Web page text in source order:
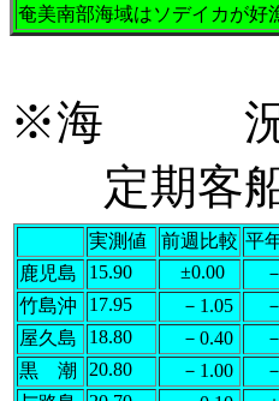
奄美南部海域はソデイカが好
※海
定期客船
実測値 前週比較 平
鹿児島
15.90 ±0.00
竹島沖
17.95 －1.05
屋久島
18.80 －0.40
黒 潮
20.80 －1.00